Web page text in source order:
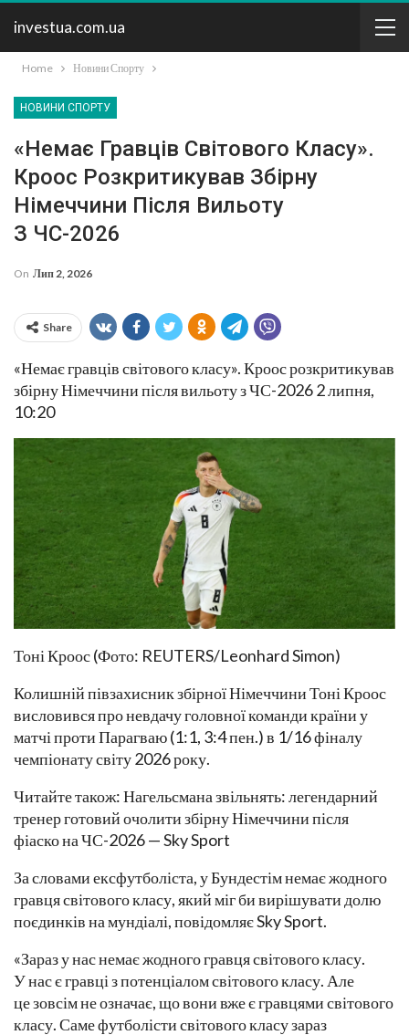
investua.com.ua
Home Новини Спорту
НОВИНИ СПОРТУ
«Немає Гравців Світового Класу».
Кроос Розкритикував Збірну
Німеччини Після Вильоту
З ЧС-2026
On Лип 2, 2026
Share
«Немає гравців світового класу». Кроос розкритикував
збірну Німеччини після вильоту з ЧС-2026 2 липня,
10:20
Тоні Кроос (Фото: REUTERS/Leonhard Simon)
Колишній півзахисник збірної Німеччини Тоні Кроос
висловився про невдачу головної команди країни у
матчі проти Парагваю (1:1, 3:4 пен.) в 1/16 фіналу
чемпіонату світу 2026 року.
Читайте також: Нагельсмана звільнять: легендарний
тренер готовий очолити збірну Німеччини після
фіаско на ЧС-2026 — Sky Sport
За словами ексфутболіста, у Бундестім немає жодного
гравця світового класу, який міг би вирішувати долю
поєдинків на мундіалі, повідомляє Sky Sport.
«Зараз у нас немає жодного гравця світового класу.
У нас є гравці з потенціалом світового класу. Але
це зовсім не означає, що вони вже є гравцями світового
класу. Саме футболісти світового класу зараз